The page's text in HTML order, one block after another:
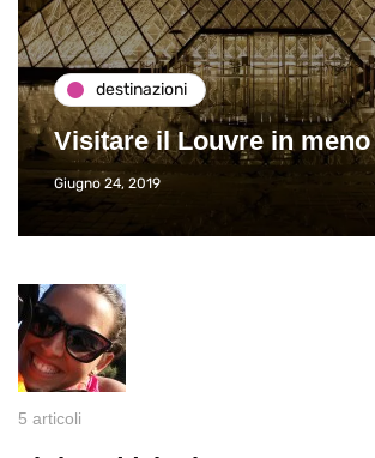
destinazioni
Visitare il Louvre in
Giugno 24, 2019
5 articoli